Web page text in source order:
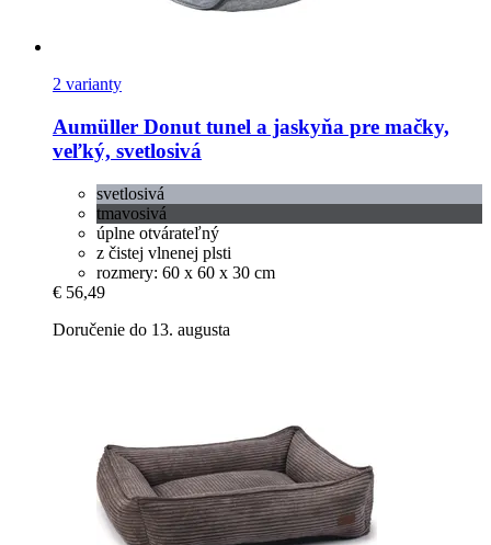
2 varianty
Aumüller Donut tunel a jaskyňa pre mačky,
veľký, svetlosivá
svetlosivá
tmavosivá
úplne otvárateľný
z čistej vlnenej plsti
rozmery: 60 x 60 x 30 cm
€ 56,49
Doručenie do 13. augusta